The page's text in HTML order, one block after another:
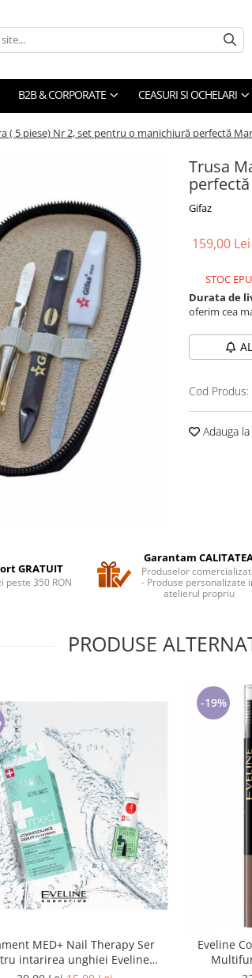
B2B & CORPORATE CEASURI SI OCHELARI
( 5 piese) Nr 2, set pentru o manichiură perfectă
Trusa
Gifaz
159,00 Lei
STOC
Durata de
oferim cea
Cod Produs:
Adauga
GRATUIT
peste 350 RON
Garantam
Produselor
- Produse personalizate
atelierul propriu
PRODUSE
MED+ Nail Therapy Ser
intarirea unghiei Eveline
Cosmetics
-19%
Eveline